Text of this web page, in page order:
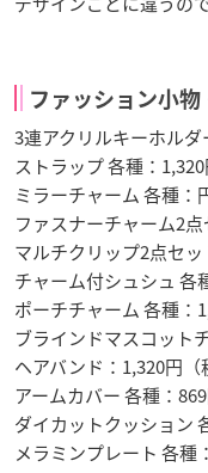
ファッション小物
3連アクリルキーホルダ
ストラップ 各種：1,320
ミラーチャーム 各種：
ファスナーチャーム2点
マルチクリップ2点セッ
チャーム付シュシュ 各
ポーチチャーム 各種：
ブラインドマスコット
ヘアバンド：1,320円（
アームカバー 各種：869
ダイカットクッション
メラミンプレート 各種